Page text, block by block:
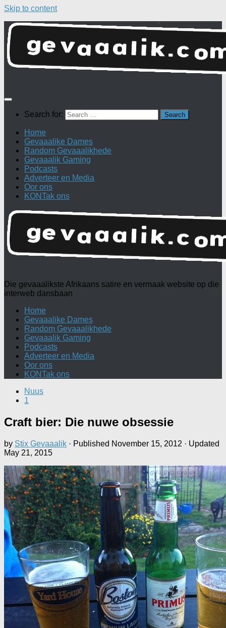
Skip to content
Search for:
Home
Gevaaalike Dames
Random Gevaaalikhede
Gevaaalik Gaming
Podcasts
Adverteer en Media
Oor ons
KONTak ons
Die gevaaalikste Afrikaans satire en vermaak website op die
interweb dansbaan
Home
Gevaaalike Dames
Random Gevaaalikhede
Gevaaalik Gaming
Podcasts
Adverteer en Media
Oor ons
KONTak ons
Nuus
1
Craft bier: Die nuwe obsessie
by Stix Gevaaalik · Published November 15, 2012 · Updated
May 21, 2015